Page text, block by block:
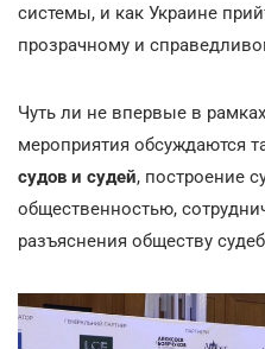
системы, и как Украине
прозрачному и
Чуть ли не впервые в
мероприятия обсуждаются
судов и судей, построение
общественностью,
разъяснения обществу